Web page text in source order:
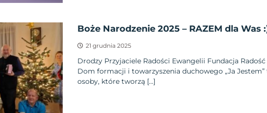
Boże Narodzenie 2025 – RAZEM dla Was
21 grudnia 2025
Drodzy Przyjaciele Radości Ewangelii Fundacja
Dom formacji i towarzyszenia duchowego „Ja
osoby, które tworzą […]